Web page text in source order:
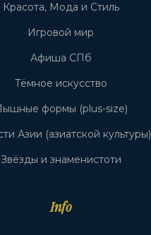
Красота, Мода и Стиль
Игровой мир
Афиша СПб
Тёмное искусство
формы (plus-size)
Азии (азиатской культуры)
Звёзды и знаменистоти
Info